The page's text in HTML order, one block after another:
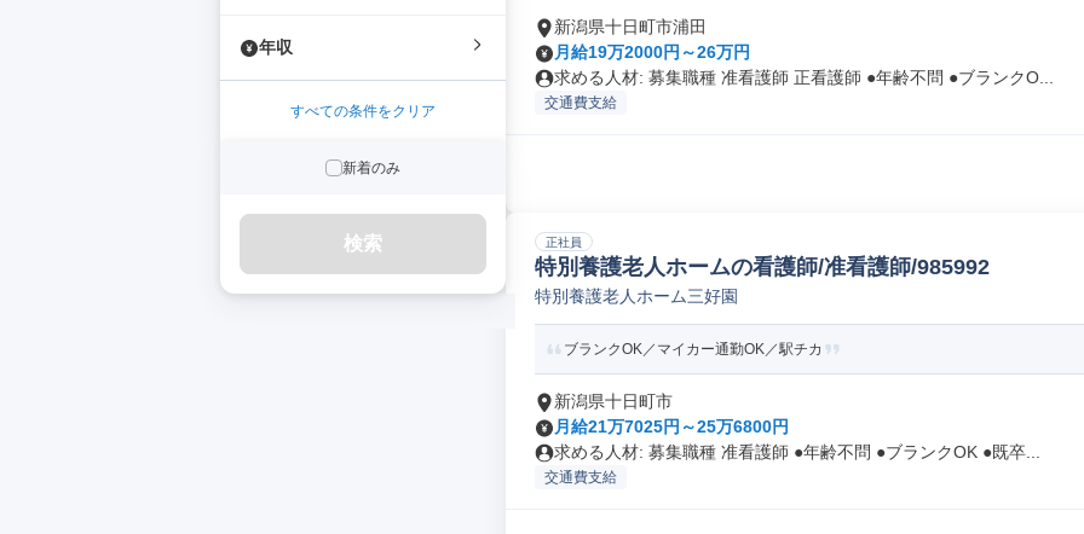
年収
すべての条件をクリア
新着のみ
検索
新潟県十日町市浦田
月給19万2000円～26万円
求める人材: 募集職種 准看護師 正看護師 ●年齢不問 ●ブランクO...
交通費支給
正社員
特別養護老人ホームの看護師/准看護師/985992
特別養護老人ホーム三好園
ブランクOK／マイカー通勤OK／駅チカ
新潟県十日町市
月給21万7025円～25万6800円
求める人材: 募集職種 准看護師 ●年齢不問 ●ブランクOK ●既卒...
交通費支給